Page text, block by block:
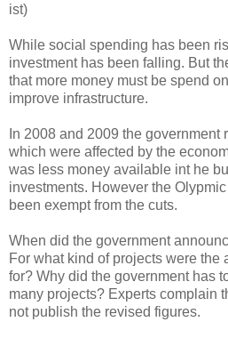
ist)
While social spending has been
investment has been falling. But
that more money must be spend
improve infrastructure.
In 2008 and 2009 the
which were affected by the
was less money available int he
investments. However the
been exempt from the cuts.
When did the government
For what kind of projects were the
for? Why did the government has
many projects? Experts complain
not publish the revised figures.